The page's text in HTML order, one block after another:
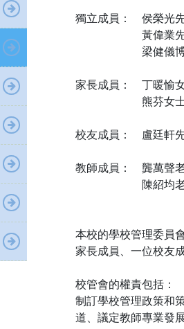
獨立成員： 侯榮光
黃偉業先生
梁健儀博
家長成員： 丁暖愉
熊芬女
校友成員： 盧廷軒
教師成員： 龔萬聲
陳紹均老
本校的學校管理委員
家長成員、一位校友
校管會的權責包括：
制訂學校管理政策和
道、議定教師專業發